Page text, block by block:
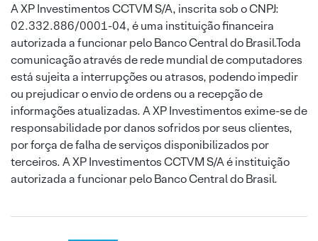
A XP Investimentos CCTVM S/A, inscrita sob o CNPJ:
02.332.886/0001-04, é uma instituição financeira
autorizada a funcionar pelo Banco Central do Brasil.Toda
comunicação através de rede mundial de computadores
está sujeita a interrupções ou atrasos, podendo impedir
ou prejudicar o envio de ordens ou a recepção de
informações atualizadas. A XP Investimentos exime-se de
responsabilidade por danos sofridos por seus clientes,
por força de falha de serviços disponibilizados por
terceiros. A XP Investimentos CCTVM S/A é instituição
autorizada a funcionar pelo Banco Central do Brasil.